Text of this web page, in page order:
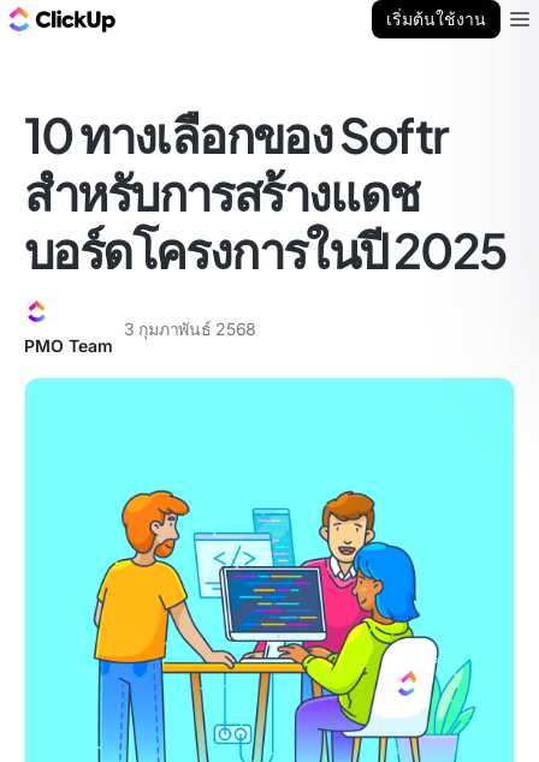
เริ่มต้นใช้งาน
10 ทางเลือกของ Softr
สำหรับการสร้างแดช
บอร์ดโครงการในปี 2025
PMO Team
3 กุมภาพันธ์ 2568